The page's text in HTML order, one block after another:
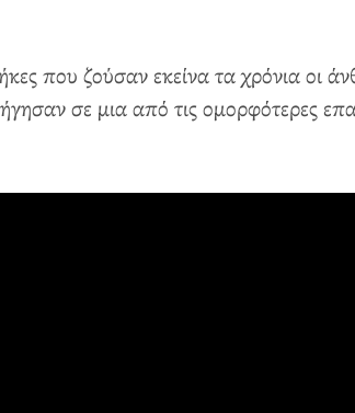
που ζούσαν εκείνα τα χρόνια οι
σε μια από τις ομορφότερες